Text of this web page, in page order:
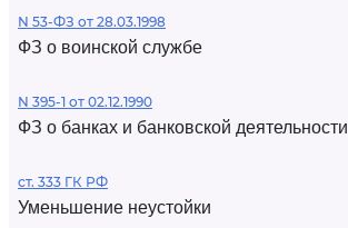
N 53-ФЗ от 28.03.1998
ФЗ о воинской службе
N 395-1 от 02.12.1990
ФЗ о банках и банковской деятельности
ст. 333 ГК РФ
Уменьшение неустойки